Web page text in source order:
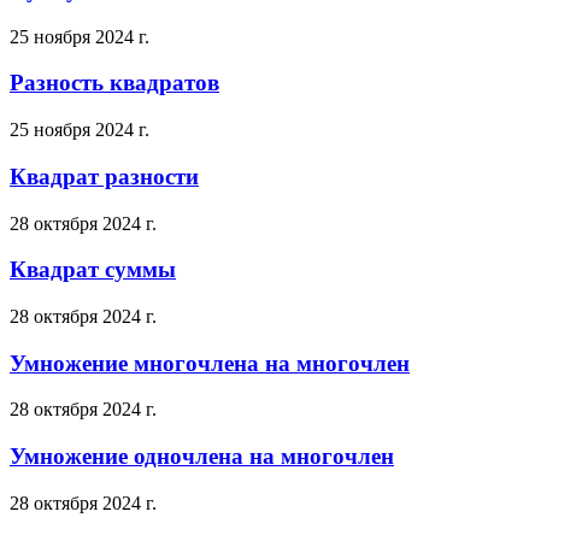
25 ноября 2024 г.
Разность квадратов
25 ноября 2024 г.
Квадрат разности
28 октября 2024 г.
Квадрат суммы
28 октября 2024 г.
Умножение многочлена на многочлен
28 октября 2024 г.
Умножение одночлена на многочлен
28 октября 2024 г.